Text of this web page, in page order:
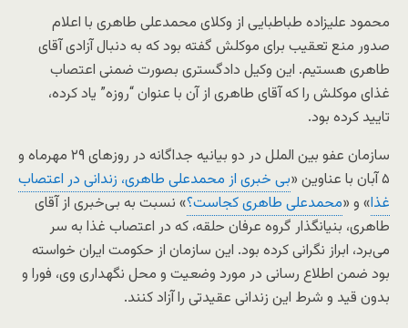
محمود علیزاده طباطبایی از وکلای محمدعلی طاهری با اعلام
صدور منع تعقیب برای موکلش گفته بود که به دنبال آزادی آقای
طاهری هستیم. این وکیل دادگستری بصورت ضمنی اعتصاب
غذای موکلش را که آقای طاهری از آن با عنوان “روزه” یاد کرده،
تایید کرده بود.
سازمان عفو بین الملل در دو بیانیه جداگانه در روزهای ۲۹ مهرماه و
۵ آبان با عناوین «
بی خبری از محمدعلی طاهری، زندانی در اعتصاب
غذا» و «محمدعلی طاهری کجاست؟» نسبت به بی‌خبری از آقای
طاهری، بنیانگذار گروه عرفان حلقه، که در اعتصاب غذا به سر
می‌برد، ابراز نگرانی کرده بود. این سازمان از حکومت ایران خواسته
بود ضمن اطلاع رسانی در مورد وضعیت و محل نگهداری وی، فورا و
بدون قید و شرط این زندانی عقیدتی را آزاد کنند.